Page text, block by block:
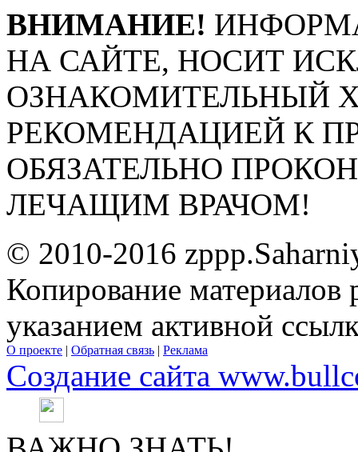
ВНИМАНИЕ!
НА САЙТЕ, НОСИТ
ОЗНАКОМИТЕЛЬНЫЙ
РЕКОМЕНДАЦИЕЙ К
ОБЯЗАТЕЛЬНО
ЛЕЧАЩИМ ВРАЧОМ!
© 2010-2016
Копирование материалов
указанием активной
О проекте | Обратная связь | Реклама
Создание сайта